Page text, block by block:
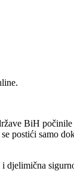
BiH
postići samo
djelimična